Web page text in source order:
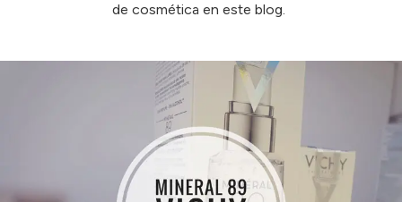
de cosmética en este blog.